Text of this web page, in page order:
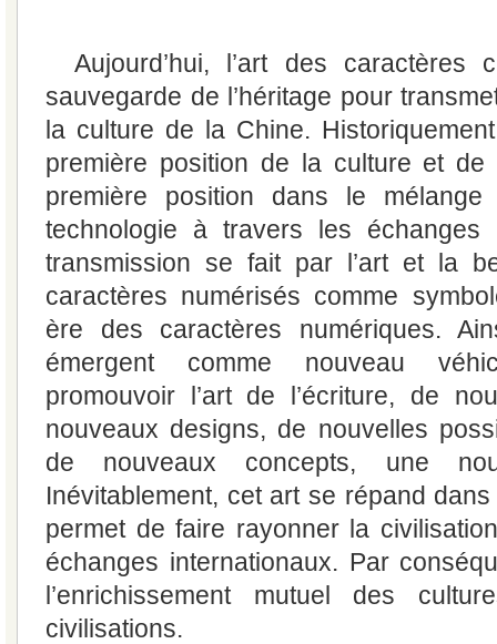
Aujourd’hui, l’art des caractères
sauvegarde de l’héritage pour
la culture de la Chine.
première position de la culture et de
première position dans le
technologie à travers les échanges
transmission se fait par l’art et la
caractères numérisés comme
ère des caractères numériques.
émergent comme nouveau
promouvoir l’art de l’écriture, de
nouveaux designs, de nouvelles
de nouveaux concepts, une
Inévitablement, cet art se répand
permet de faire rayonner la
échanges internationaux. Par
l’enrichissement mutuel des
civilisations.